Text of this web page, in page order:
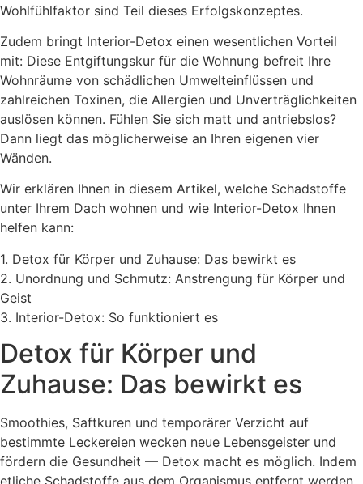
Wohlfühlfaktor sind Teil dieses Erfolgskonzeptes.
Zudem bringt Interior-Detox einen wesentlichen Vorteil
mit: Diese Entgiftungskur für die Wohnung befreit Ihre
Wohnräume von schädlichen Umwelteinflüssen und
zahlreichen Toxinen, die Allergien und Unverträglichkeiten
auslösen können. Fühlen Sie sich matt und antriebslos?
Dann liegt das möglicherweise an Ihren eigenen vier
Wänden.
Wir erklären Ihnen in diesem Artikel, welche Schadstoffe
unter Ihrem Dach wohnen und wie Interior-Detox Ihnen
helfen kann:
1. Detox für Körper und Zuhause: Das bewirkt es
2. Unordnung und Schmutz: Anstrengung für Körper und
Geist
3. Interior-Detox: So funktioniert es
Detox für Körper und
Zuhause: Das bewirkt es
Smoothies, Saftkuren und temporärer Verzicht auf
bestimmte Leckereien wecken neue Lebensgeister und
fördern die Gesundheit — Detox macht es möglich. Indem